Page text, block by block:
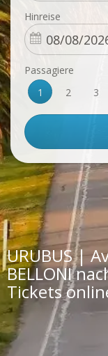
Hinreise
Passagiere
1
2 3
URUBUS |
BELLONI
Tickets